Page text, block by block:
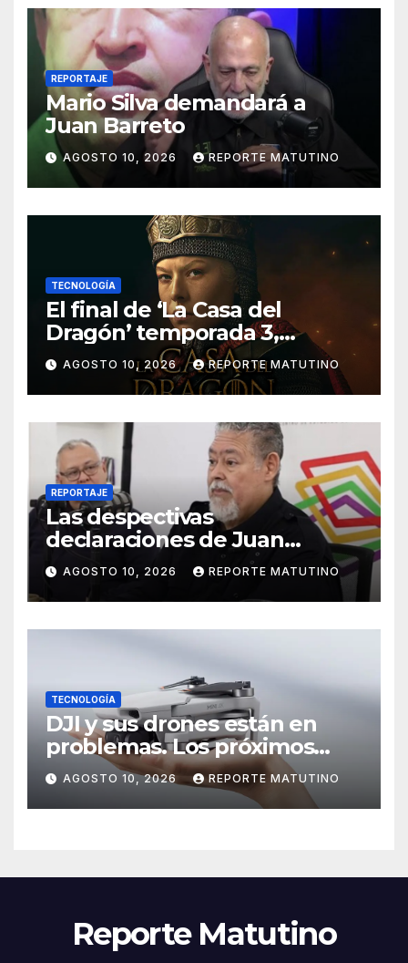
REPORTAJE
Mario Silva demandará a
Juan Barreto
AGOSTO 10, 2026 REPORTE MATUTINO
TECNOLOGÍA
El final de ‘La Casa del
Dragón’ temporada 3,
explicado: ¿Quién muere y
qué pasa con el Trono de
Hierro?
AGOSTO 10, 2026 REPORTE MATUTINO
REPORTAJE
Las despectivas
declaraciones de Juan
Barreto sobre María Corina
AGOSTO 10, 2026 REPORTE MATUTINO
TECNOLOGÍA
DJI y sus drones están en
problemas. Los próximos
modelos podrían ser más
difíciles de volar
AGOSTO 10, 2026 REPORTE MATUTINO
Reporte Matutino